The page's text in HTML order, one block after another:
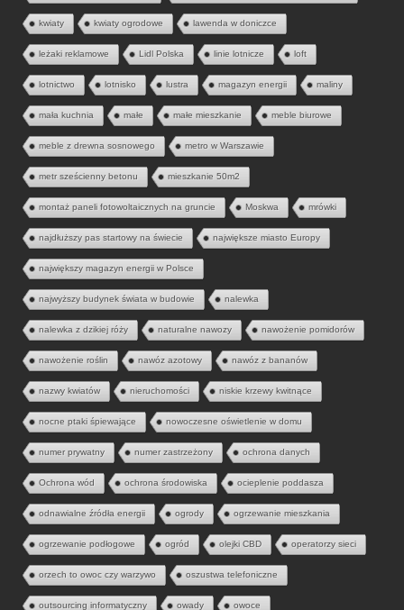
kwiaty kwiaty ogrodowe lawenda w doniczce
leżaki reklamowe Lidl Polska linie lotnicze loft
lotnictwo lotnisko lustra magazyn energii maliny
mała kuchnia małe małe mieszkanie meble biurowe
meble z drewna sosnowego metro w Warszawie
metr sześcienny betonu mieszkanie 50m2
montaż paneli fotowoltaicznych na gruncie Moskwa mrówki
najdłuższy pas startowy na świecie największe miasto Europy
największy magazyn energii w Polsce
najwyższy budynek świata w budowie nalewka
nalewka z dzikiej róży naturalne nawozy nawożenie pomidorów
nawożenie roślin nawóz azotowy nawóz z bananów
nazwy kwiatów nieruchomości niskie krzewy kwitnące
nocne ptaki śpiewające nowoczesne oświetlenie w domu
numer prywatny numer zastrzeżony ochrona danych
Ochrona wód ochrona środowiska ocieplenie poddasza
odnawialne źródła energii ogrody ogrzewanie mieszkania
ogrzewanie podłogowe ogród olejki CBD operatorzy sieci
orzech to owoc czy warzywo oszustwa telefoniczne
outsourcing informatyczny owady owoce